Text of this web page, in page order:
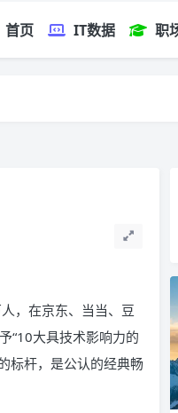
首页 IT数据 职
，在京东、当当、豆
“10大具技术影响力的
标杆，是公认的经典畅